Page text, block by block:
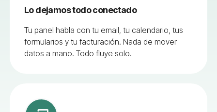
Lo dejamos todo conectado
Tu panel habla con tu email, tu calendario, tus
formularios y tu facturación. Nada de mover
datos a mano. Todo fluye solo.